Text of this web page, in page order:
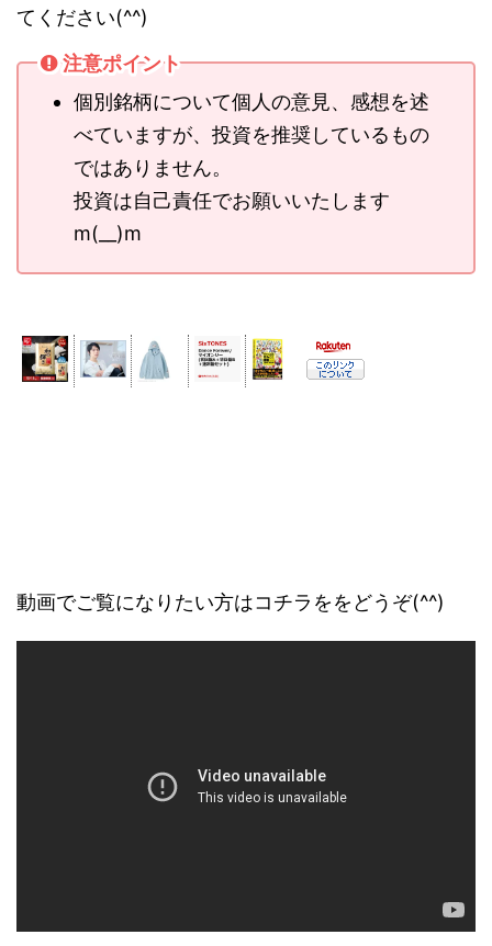
てください(^^)
注意ポイント
個別銘柄について個人の意見、感想を述
べていますが、投資を推奨しているもの
ではありません。
投資は自己責任でお願いいたします
m(__)m
動画でご覧になりたい方はコチラををどうぞ(^^)